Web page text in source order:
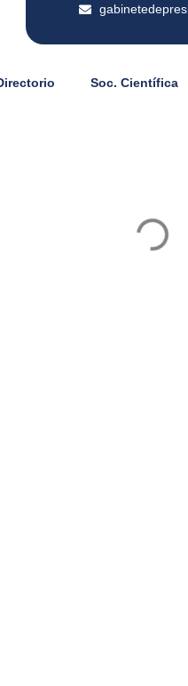
Soc. Científica